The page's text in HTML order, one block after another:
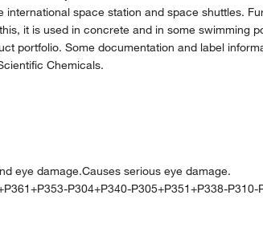
space station and space shuttles.
it is used in concrete and in some swimming
portfolio. Some documentation and label
Chemicals.
eye damage.Causes serious eye damage.
P304+P340-P305+P351+P338-